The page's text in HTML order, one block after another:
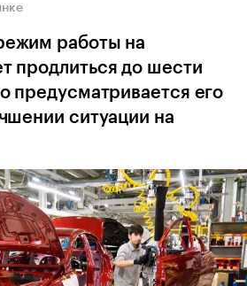
работы на
продлиться до шести
предусматривается его
ситуации на